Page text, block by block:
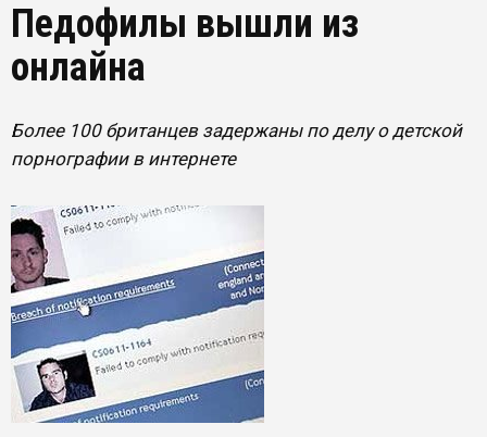
Педофилы вышли из
онлайна
Более 100 британцев задержаны по делу о детской
порнографии в интернете